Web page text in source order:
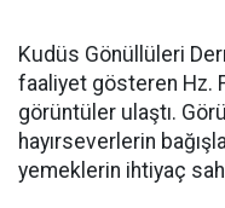
Kudüs Gönüllüleri
faaliyet gösteren Hz.
görüntüler ulaştı.
hayırseverlerin
yemeklerin ihtiyaç